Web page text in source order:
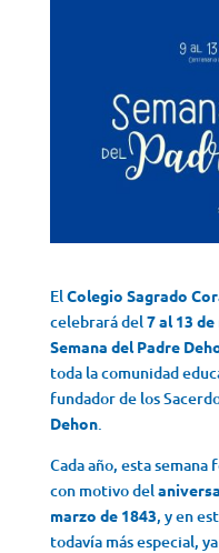
ElColegio Sagrado
celebrará del7 al 13
Semana del Padre
toda la comunidad
fundador de los
Dehon.
Cada año, esta
con motivo del
marzo de 1843, y en
todavía más especial,